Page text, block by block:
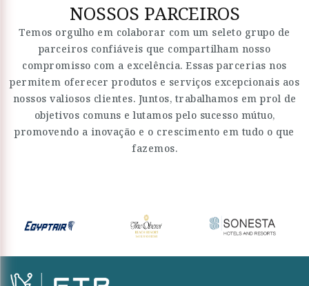
NOSSOS PARCEIROS
Temos orgulho em colaborar com um seleto grupo de
parceiros confiáveis que compartilham nosso
compromisso com a excelência. Essas parcerias nos
permitem oferecer produtos e serviços excepcionais aos
nossos valiosos clientes. Juntos, trabalhamos em prol de
objetivos comuns e lutamos pelo sucesso mútuo,
promovendo a inovação e o crescimento em tudo o que
fazemos.